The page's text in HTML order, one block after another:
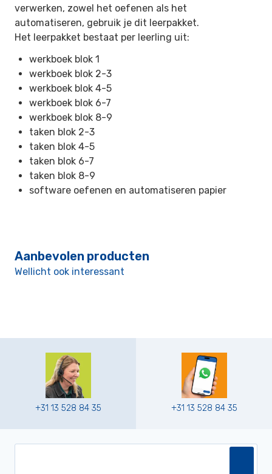
verwerken, zowel het oefenen als het
automatiseren, gebruik je dit leerpakket.
Het leerpakket bestaat per leerling uit:
werkboek blok 1
werkboek blok 2-3
werkboek blok 4-5
werkboek blok 6-7
werkboek blok 8-9
taken blok 2-3
taken blok 4-5
taken blok 6-7
taken blok 8-9
software oefenen en automatiseren papier
Aanbevolen producten
Wellicht ook interessant
+31 13 528 84 35 +31 13 528 84 35